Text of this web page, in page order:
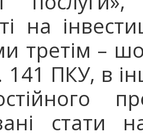
на
третім –
141 ПКУ, в
стати